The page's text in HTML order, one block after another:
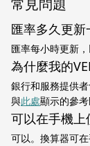
常見問題
匯率多久更新
匯率每小時更新，
為什麼我的
銀行和服務提供
與此處顯示的參考
可以在手機上
可以。換算器可